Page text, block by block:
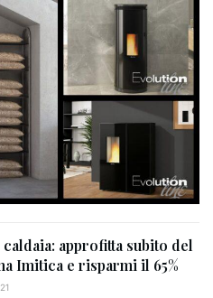
approfitta subito del
Imitica e risparmi il 65%